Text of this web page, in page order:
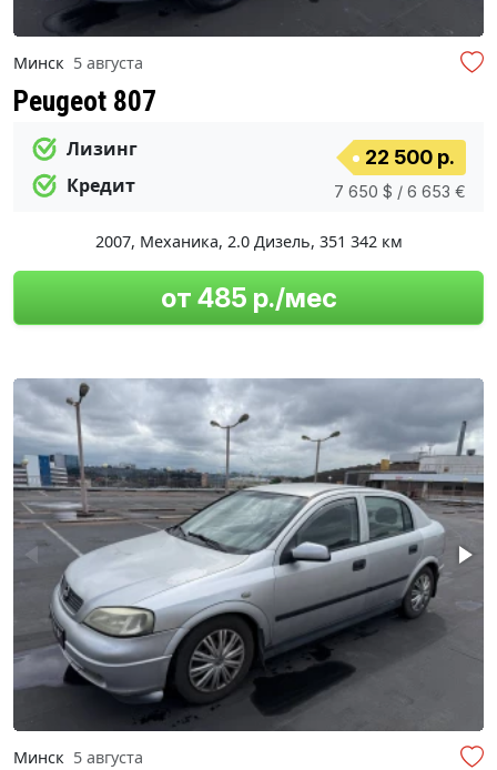
Минск 5 августа
Peugeot 807
Лизинг
Кредит
22 500 р.
7 650 $ / 6 653 €
2007, Механика, 2.0 Дизель, 351 342 км
от 485 р./мес
Минск 5 августа